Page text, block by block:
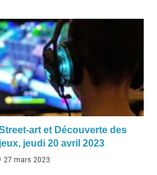
art et Découverte des
jeudi 20 avril 2023
27 mars 2023